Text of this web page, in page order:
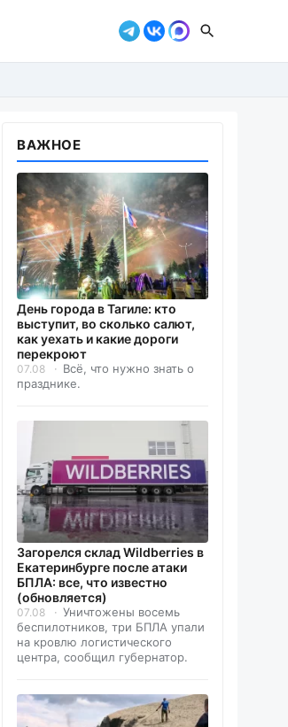
ВАЖНОЕ
День города в Тагиле: кто
выступит, во сколько салют,
как уехать и какие дороги
перекроют
07.08
Всё, что нужно знать о
празднике.
Загорелся склад Wildberries в
Екатеринбурге после атаки
БПЛА: все, что известно
(обновляется)
07.08
Уничтожены восемь
беспилотников, три БПЛА упали
на кровлю логистического
центра, сообщил губернатор.